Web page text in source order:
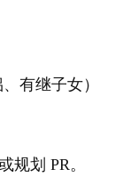
有继子女）
规划 PR。